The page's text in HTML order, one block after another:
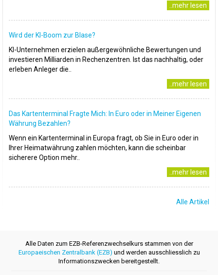
..mehr lesen
Wird der KI-Boom zur Blase?
KI-Unternehmen erzielen außergewöhnliche Bewertungen und
investieren Milliarden in Rechenzentren. Ist das nachhaltig, oder
erleben Anleger die..
..mehr lesen
Das Kartenterminal Fragte Mich: In Euro oder in Meiner Eigenen
Währung Bezahlen?
Wenn ein Kartenterminal in Europa fragt, ob Sie in Euro oder in
Ihrer Heimatwährung zahlen möchten, kann die scheinbar
sicherere Option mehr..
..mehr lesen
Alle Artikel
Alle Daten zum EZB-Referenzwechselkurs stammen von der
Europaeischen Zentralbank (EZB) und werden ausschliesslich zu
Informationszwecken bereitgestellt.